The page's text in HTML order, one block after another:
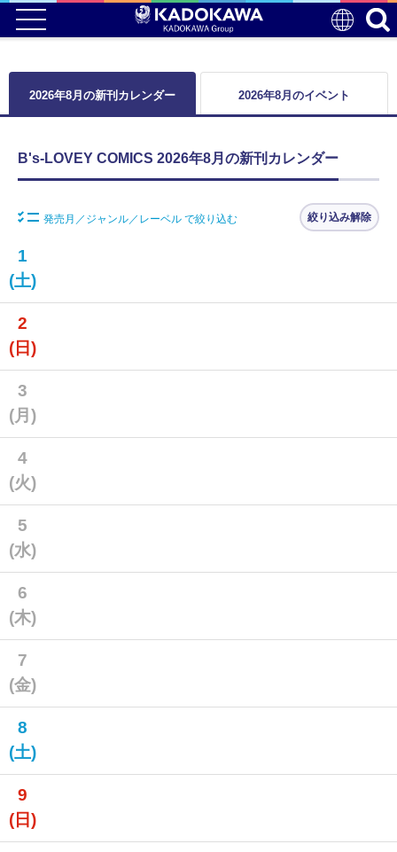
2026年8月の新刊カレンダー 2026年8月のイベント
B's-LOVEY COMICS 2026年8月の新刊カレンダー
発売月／ジャンル／レーベル で絞り込む 絞り込み解除
1
(土)
2
(日)
3
(月)
4
(火)
5
(水)
6
(木)
7
(金)
8
(土)
9
(日)